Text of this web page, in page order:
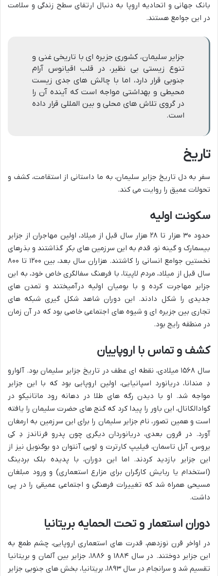
بانک جهانی و اتحادیه اروپا به دنبال ارتقای سطح زندگی و سلامت
در این جوامع هستند.
جزایر سلیمان، کشوری جزیره ای با تاریخی غنی و
تنوع زیستی بی نظیر، در قلب اقیانوس آرام
جنوبی قرار دارد، اما با چالش های جدی زیست
محیطی و بهداشتی مواجه است که آینده آن را
در گروی تلاش های محلی و بین المللی قرار داده
است.
تاریخ
سفر به دل تاریخ جزایر سلیمان، به ما داستانی از استقامت، کشف و
تحولات عمیق را روایت می کند.
سکونت اولیه
حدود ۳۰ هزار تا ۲۸ هزار سال قبل از میلاد، اولین مهاجران از جزایر
بیسمارک و گینه نو، قدم به این سرزمین های بکر گذاشتند و بذرهای
نخستین جوامع انسانی را کاشتند. هزاران سال بعد، بین ۱۲۰۰ تا ۸۰۰
سال قبل از میلاد، مردم لاپیتا، با فرهنگ سفالگری خاص خود، به این
جزایر مهاجرت کرده و با بومیان اولیه درآمیختند و تمدن های
جدیدی را شکل دادند. این دوران شاهد شکل گیری شبکه های
تجاری بین جزیره ای و شیوه های اجتماعی خاصی بود که در آن زمان
در منطقه رایج بود.
کشف و تماس با اروپاییان
سال ۱۵۶۸ میلادی، نقطه ای عطف در تاریخ جزایر سلیمان بود. آلوارو
دِ مندانا، دریانورد اسپانیایی، اولین اروپایی بود که با این جزایر
مواجه شد. او با دیدن رگه های طلا در دهانه رود ماتانیکو در
گوادالکانال، این باور را پیدا کرد که گنج های حضرت سلیمان را یافته
است و همین تصور، نام جزایر سلیمان را برای این سرزمین به ارمغان
آورد. در قرون بعدی، دریانوردان دیگری چون پدرو فرناندز دِ کی
یروس، آبل تاسمان، فیلیپ کارترت و لویی آنتوان دو بوگنویل نیز از
این جزایر بازدید کردند. اما این دوران، با پدیده بلک بردینگ
(استخدام یا ربایش کارگران برای مزارع استعماری) و ورود مبلغان
مسیحی همراه شد که تغییرات فرهنگی و اجتماعی عمیقی را در پی
داشت.
دوران استعمار و تحت الحمایه بریتانیا
در اواخر قرن نوزدهم، قدرت های استعماری اروپایی، چشم طمع به
این جزایر دوختند. در سال ۱۸۸۴ و ۱۸۸۶، جزایر بین آلمان و بریتانیا
تقسیم شد و سرانجام در سال ۱۸۹۳، بریتانیا، بخش های جنوبی جزایر